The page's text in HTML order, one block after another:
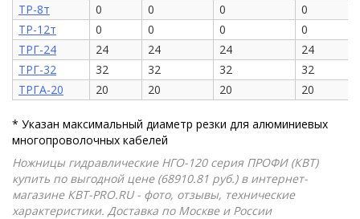
ТР-8т
0 0 0
0
ТР-12т
0 0 0
0
ТРГ-24
24 24 24
24
ТРГ-32
32 32 32
32
ТРГА-20
20 20 20 20
* Указан максимальный диаметр резки для алюминиевых
многопроволочных кабелей
Ножницы гидравлические НГО-120 серия ПРОФИ (КВТ)
купить по выгодной цене (68910.81 руб.) в интернет-
магазине КВТ-PRO.RU - фото, отзывы, технические
характеристики. Доставка по Москве и России